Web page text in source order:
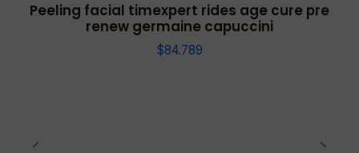
Peeling facial timexpert rides age cure pre
renew germaine capuccini
$84.789